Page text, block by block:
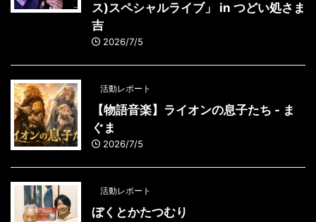
ス)スペシャルライブ」 in つどい処さま
吉
2026/7/5
活動レポート
【物語音楽】ライオンの息子たち - ま
ぐま
2026/7/5
活動レポート
ぼくとかたつむり